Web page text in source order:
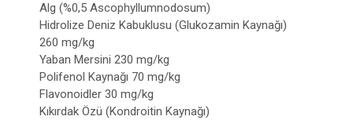
Alg (%0,5 Ascophyllumnodosum)
Hidrolize Deniz Kabuklusu (Glukozamin Kaynağı)
260 mg/kg
Yaban Mersini 230 mg/kg
Polifenol Kaynağı 70 mg/kg
Flavonoidler 30 mg/kg
Kıkırdak Özü (Kondroitin Kaynağı)